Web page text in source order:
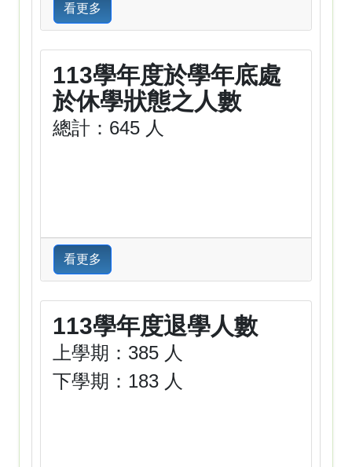
看更多
113學年度於學年底處
於休學狀態之人數
總計：645 人
看更多
113學年度退學人數
上學期：385 人
下學期：183 人